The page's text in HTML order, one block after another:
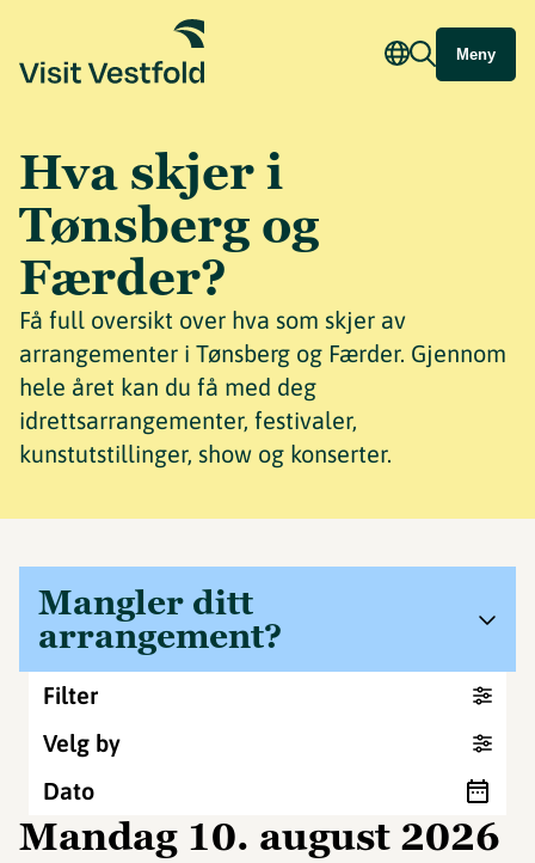
Meny
Hva skjer i
Tønsberg og
Færder?
Få full oversikt over hva som skjer av
arrangementer i Tønsberg og Færder. Gjennom
hele året kan du få med deg
idrettsarrangementer, festivaler,
kunstutstillinger, show og konserter.
Mangler ditt
arrangement?
Filter
Velg by
Dato
mandag 10. august 2026